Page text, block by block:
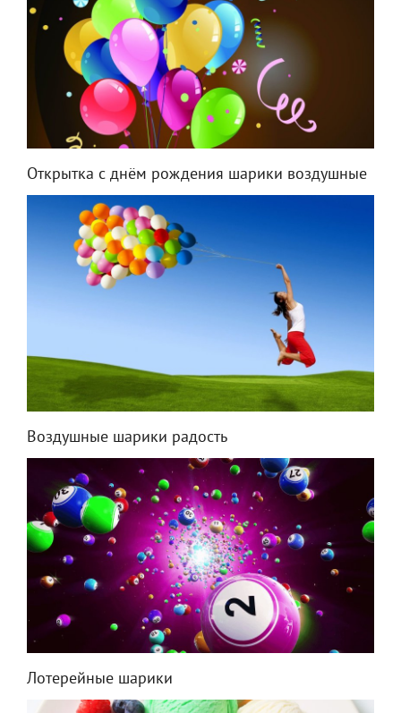
Открытка с днём рождения шарики воздушные
Воздушные шарики радость
Лотерейные шарики